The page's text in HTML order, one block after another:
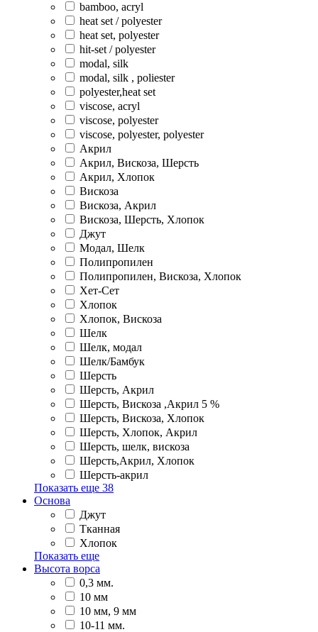
bamboo, acryl
heat set / polyester
heat set, polyester
hit-set / polyester
modal, silk
modal, silk , poliester
polyester,heat set
viscose, acryl
viscose, polyester
viscose, polyester, polyester
Акрил
Акрил, Вискоза, Шерсть
Акрил, Хлопок
Вискоза
Вискоза, Акрил
Вискоза, Шерсть, Хлопок
Джут
Модал, Шелк
Полипропилен
Полипропилен, Вискоза, Хлопок
Хет-Сет
Хлопок
Хлопок, Вискоза
Шелк
Шелк, модал
Шелк/Бамбук
Шерсть
Шерсть, Акрил
Шерсть, Вискоза ,Акрил 5 %
Шерсть, Вискоза, Хлопок
Шерсть, Хлопок, Акрил
Шерсть, шелк, вискоза
Шерсть,Акрил, Хлопок
Шерсть-акрил
Показать еще 38
Основа
Джут
Тканная
Хлопок
Показать еще
Высота ворса
0,3 мм.
10 мм
10 мм, 9 мм
10-11 мм.